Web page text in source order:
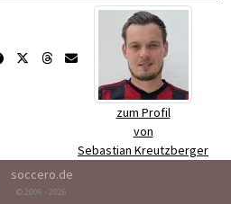
zum Profil
von
Sebastian Kreutzberger
soccero.de
© 2006 - 2026